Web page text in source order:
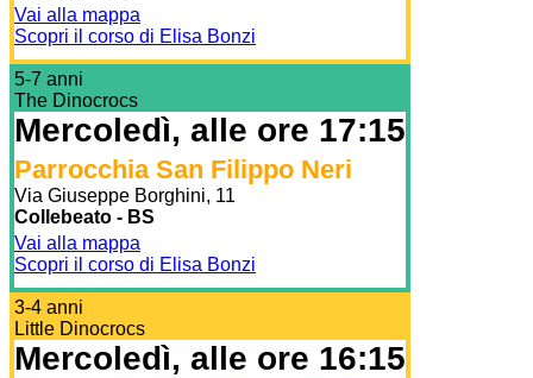
Vai alla mappa
Scopri il corso di Elisa Bonzi
5-7 anni
The Dinocrocs
Mercoledì, alle ore 17:15
Parrocchia San Filippo Neri
Via Giuseppe Borghini, 11
Collebeato - BS
Vai alla mappa
Scopri il corso di Elisa Bonzi
3-4 anni
Little Dinocrocs
Mercoledì, alle ore 16:15